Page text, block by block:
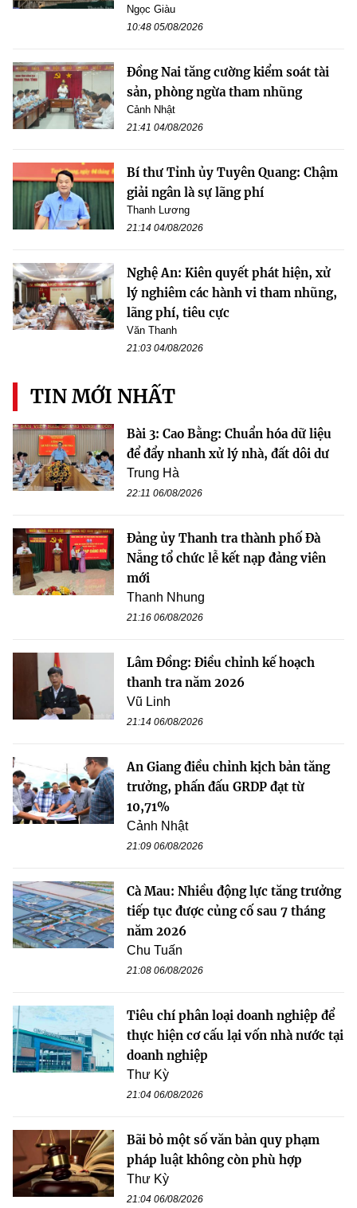
Ngọc Giàu
10:48 05/08/2026
Đồng Nai tăng cường kiểm soát tài
sản, phòng ngừa tham nhũng
Cảnh Nhật
21:41 04/08/2026
Bí thư Tỉnh ủy Tuyên Quang: Chậm
giải ngân là sự lãng phí
Thanh Lương
21:14 04/08/2026
Nghệ An: Kiên quyết phát hiện, xử
lý nghiêm các hành vi tham nhũng,
lãng phí, tiêu cực
Văn Thanh
21:03 04/08/2026
TIN MỚI NHẤT
Bài 3: Cao Bằng: Chuẩn hóa dữ liệu
để đẩy nhanh xử lý nhà, đất dôi dư
Trung Hà
22:11 06/08/2026
Đảng ủy Thanh tra thành phố Đà
Nẵng tổ chức lễ kết nạp đảng viên
mới
Thanh Nhung
21:16 06/08/2026
Lâm Đồng: Điều chỉnh kế hoạch
thanh tra năm 2026
Vũ Linh
21:14 06/08/2026
An Giang điều chỉnh kịch bản tăng
trưởng, phấn đấu GRDP đạt từ
10,71%
Cảnh Nhật
21:09 06/08/2026
Cà Mau: Nhiều động lực tăng trưởng
tiếp tục được củng cố sau 7 tháng
năm 2026
Chu Tuấn
21:08 06/08/2026
Tiêu chí phân loại doanh nghiệp để
thực hiện cơ cấu lại vốn nhà nước tại
doanh nghiệp
Thư Kỳ
21:04 06/08/2026
Bãi bỏ một số văn bản quy phạm
pháp luật không còn phù hợp
Thư Kỳ
21:04 06/08/2026